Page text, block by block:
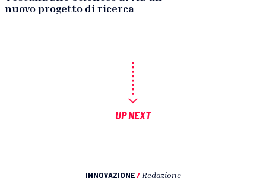
nuovo progetto di ricerca
UP NEXT
INNOVAZIONE / Redazione